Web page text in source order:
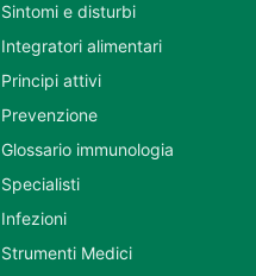
Sintomi e disturbi
Integratori alimentari
Principi attivi
Prevenzione
Glossario immunologia
Specialisti
Infezioni
Strumenti Medici